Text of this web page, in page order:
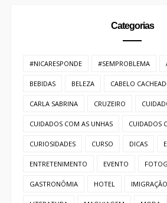
Categorias
#NICARESPONDE #SEMPROBLEMA
BEBIDAS BELEZA CABELO
CARLA SABRINA CRUZEIRO
CUIDADOS COM AS UNHAS CUIDADOS
CURIOSIDADES CURSO DICAS
ENTRETENIMENTO EVENTO
GASTRONÔMIA HOTEL IMIGRAÇÃO